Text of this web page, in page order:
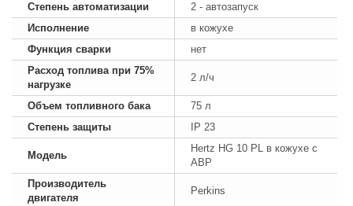
Степень автоматизации
2 - автозапуск
Исполнение
в кожухе
Функция сварки
нет
Расход топлива при 75%
нагрузке
2 л/ч
Объем топливного бака
75 л
Степень защиты
IP 23
Модель
Hertz HG 10 PL в кожухе с
АВР
Производитель
двигателя
Perkins